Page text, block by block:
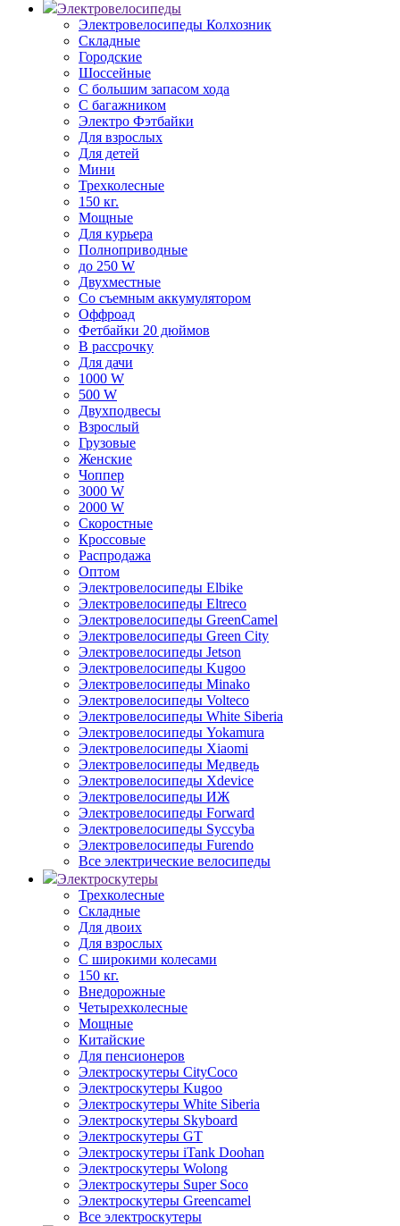
Электровелосипеды
Электровелосипеды Колхозник
Складные
Городские
Шоссейные
С большим запасом хода
С багажником
Электро Фэтбайки
Для взрослых
Для детей
Мини
Трехколесные
150 кг.
Мощные
Для курьера
Полноприводные
до 250 W
Двухместные
Со съемным аккумулятором
Оффроад
Фетбайки 20 дюймов
В рассрочку
Для дачи
1000 W
500 W
Двухподвесы
Взрослый
Грузовые
Женские
Чоппер
3000 W
2000 W
Скоростные
Кроссовые
Распродажа
Оптом
Электровелосипеды Elbike
Электровелосипеды Eltreco
Электровелосипеды GreenCamel
Электровелосипеды Green City
Электровелосипеды Jetson
Электровелосипеды Kugoo
Электровелосипеды Minako
Электровелосипеды Volteco
Электровелосипеды White Siberia
Электровелосипеды Yokamura
Электровелосипеды Xiaomi
Электровелосипеды Медведь
Электровелосипеды Xdevice
Электровелосипеды ИЖ
Электровелосипеды Forward
Электровелосипеды Syccyba
Электровелосипеды Furendo
Все электрические велосипеды
Электроскутеры
Трехколесные
Складные
Для двоих
Для взрослых
С широкими колесами
150 кг.
Внедорожные
Четырехколесные
Мощные
Китайские
Для пенсионеров
Электроскутеры CityCoco
Электроскутеры Kugoo
Электроскутеры White Siberia
Электроскутеры Skyboard
Электроскутеры GT
Электроскутеры iTank Doohan
Электроскутеры Wolong
Электроскутеры Super Soco
Электроскутеры Greencamel
Все электроскутеры